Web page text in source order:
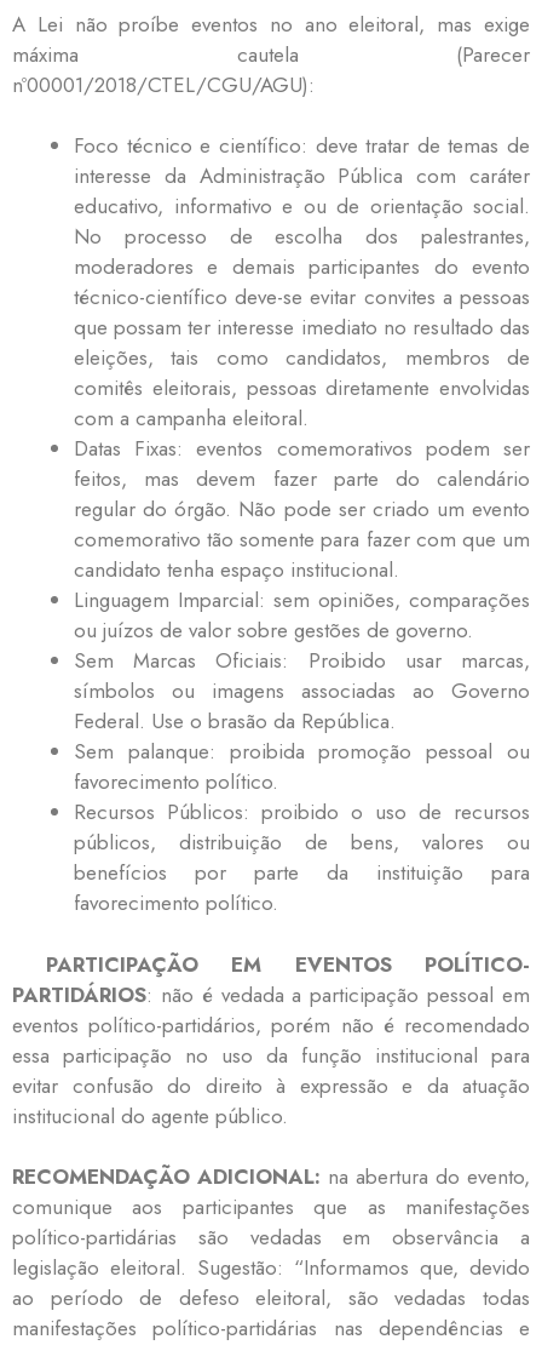
A Lei não proíbe eventos no ano eleitoral, mas exige
máxima cautela (Parecer
nº00001/2018/CTEL/CGU/AGU):
Foco técnico e científico: deve tratar de temas de
interesse da Administração Pública com caráter
educativo, informativo e ou de orientação social.
No processo de escolha dos palestrantes,
moderadores e demais participantes do evento
técnico-científico deve-se evitar convites a pessoas
que possam ter interesse imediato no resultado das
eleições, tais como candidatos, membros de
comitês eleitorais, pessoas diretamente envolvidas
com a campanha eleitoral.
Datas Fixas: eventos comemorativos podem ser
feitos, mas devem fazer parte do calendário
regular do órgão. Não pode ser criado um evento
comemorativo tão somente para fazer com que um
candidato tenha espaço institucional.
Linguagem Imparcial: sem opiniões, comparações
ou juízos de valor sobre gestões de governo.
Sem Marcas Oficiais: Proibido usar marcas,
símbolos ou imagens associadas ao Governo
Federal. Use o brasão da República.
Sem palanque: proibida promoção pessoal ou
favorecimento político.
Recursos Públicos: proibido o uso de recursos
públicos, distribuição de bens, valores ou
benefícios por parte da instituição para
favorecimento político.
PARTICIPAÇÃO EM EVENTOS POLÍTICO-
PARTIDÁRIOS: não é vedada a participação pessoal em
eventos político-partidários, porém não é recomendado
essa participação no uso da função institucional para
evitar confusão do direito à expressão e da atuação
institucional do agente público.
RECOMENDAÇÃO ADICIONAL: na abertura do evento,
comunique aos participantes que as manifestações
político-partidárias são vedadas em observância a
legislação eleitoral. Sugestão: “Informamos que, devido
ao período de defeso eleitoral, são vedadas todas
manifestações político-partidárias nas dependências e